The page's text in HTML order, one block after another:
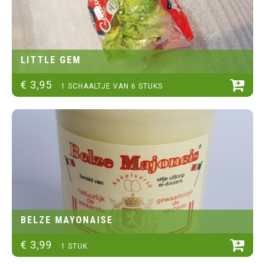
LITTLE GEM
€ 3,95 1 SCHAALTJE VAN 6 STUKS
BELZE MAYONAISE
€ 3,99 1 STUK